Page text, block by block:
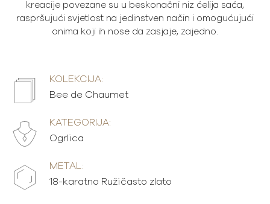
kreacije povezane su u beskonačni niz ćelija saća,
raspršujući svjetlost na jedinstven način i omogućujući
onima koji ih nose da zasjaje, zajedno.
KOLEKCIJA:
Bee de Chaumet
KATEGORIJA:
Ogrlica
METAL:
18-karatno Ružičasto zlato